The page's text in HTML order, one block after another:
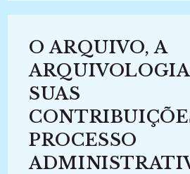
Uma
Para
O
Dos
Discentes
Da
Universidade
Federal
Do
Vale
Do
O ARQUIVO, A
ARQUIVOLOGIA
SUAS
PROCESSO